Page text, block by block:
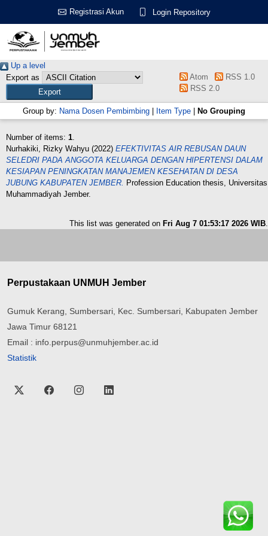
Registrasi Akun Login Repository
Up a level
Export as
Atom
RSS 1.0
RSS 2.0
Group by: Nama Dosen Pembimbing Item Type No Grouping
Number of items: 1.
Nurhakiki, Rizky Wahyu (2022) EFEKTIVITAS AIR REBUSAN DAUN
SELEDRI PADA ANGGOTA KELUARGA DENGAN HIPERTENSI DALAM
KESIAPAN PENINGKATAN MANAJEMEN KESEHATAN DI DESA
JUBUNG KABUPATEN JEMBER. Profession Education thesis, Universitas
Muhammadiyah Jember.
This list was generated on Fri Aug 7 01:53:17 2026 WIB.
Perpustakaan UNMUH Jember
Gumuk Kerang, Sumbersari, Kec. Sumbersari, Kabupaten Jember
Jawa Timur 68121
Email : info.perpus@unmuhjember.ac.id
Statistik